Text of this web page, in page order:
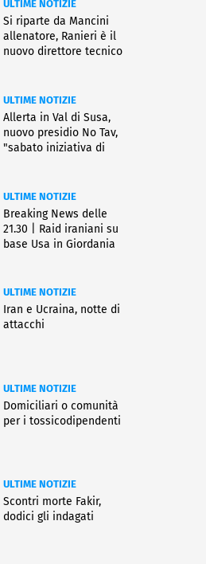
ULTIME NOTIZIE
Si riparte da Mancini
allenatore, Ranieri è il
nuovo direttore tecnico
ULTIME NOTIZIE
Allerta in Val di Susa,
nuovo presidio No Tav,
"sabato iniziativa di
ULTIME NOTIZIE
Breaking News delle
21.30 | Raid iraniani su
base Usa in Giordania
ULTIME NOTIZIE
Iran e Ucraina, notte di
attacchi
ULTIME NOTIZIE
Domiciliari o comunità
per i tossicodipendenti
ULTIME NOTIZIE
Scontri morte Fakir,
dodici gli indagati